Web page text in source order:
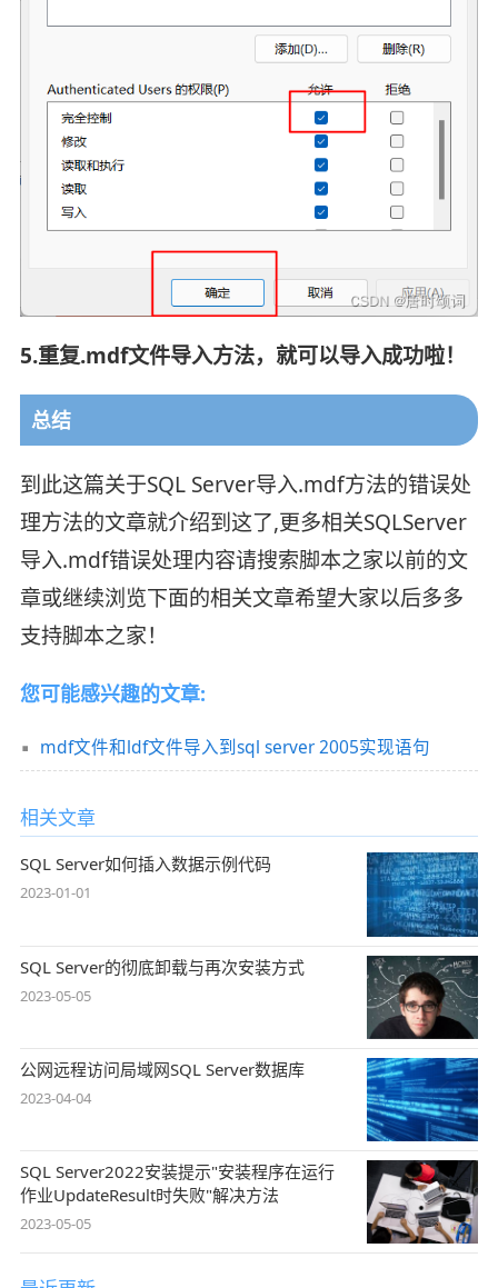
5.重复.mdf文件导入方法，就可以导入成功啦！
总结
到此这篇关于SQL Server导入.mdf方法的错误处
理方法的文章就介绍到这了,更多相关SQLServer
导入.mdf错误处理内容请搜索脚本之家以前的文
章或继续浏览下面的相关文章希望大家以后多多
支持脚本之家！
您可能感兴趣的文章:
mdf文件和ldf文件导入到sql server 2005实现语句
相关文章
SQL Server如何插入数据示例代码
2023-01-01
SQL Server的彻底卸载与再次安装方式
2023-05-05
公网远程访问局域网SQL Server数据库
2023-04-04
SQL Server2022安装提示"安装程序在运行
作业UpdateResult时失败"解决方法
2023-05-05